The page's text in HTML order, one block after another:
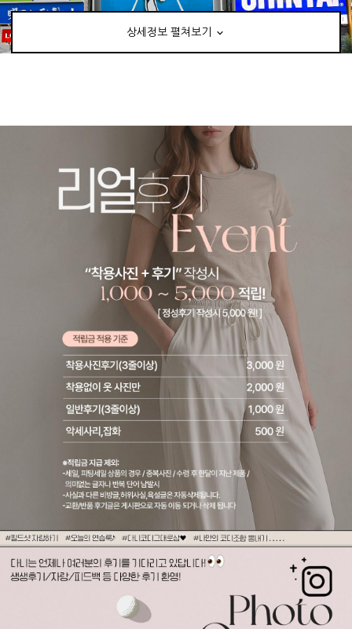
상세정보 펼쳐보기